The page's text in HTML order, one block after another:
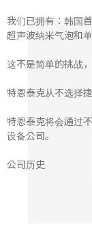
我们已拥有：韩国
超声波纳米气泡和
这不是简单的挑战
特恩泰克从不选择
特恩泰克将会通过
设备公司。
公司历史